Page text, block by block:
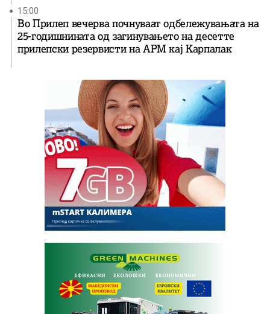
15:00
Во Прилеп вечерва почнуваат одбележувањата на
25-годишнината од загинувањето на десетте
прилепски резервисти на АРМ кај Карпалак